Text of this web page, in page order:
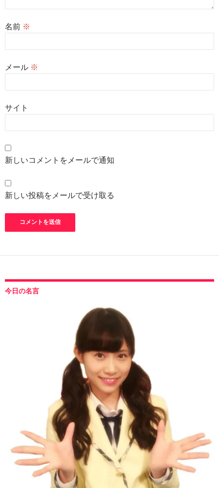
名前 ※
メール ※
サイト
新しいコメントをメールで通知
新しい投稿をメールで受け取る
今日の名言